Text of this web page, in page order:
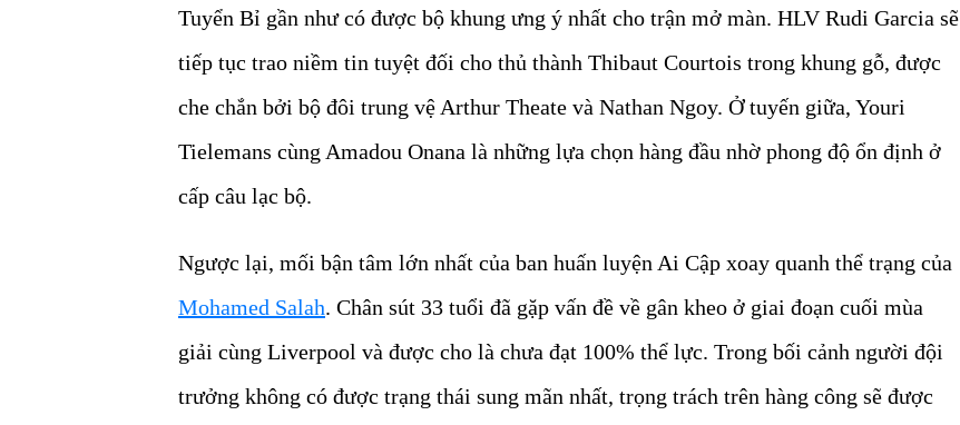
Tuyển Bỉ gần như có được bộ khung ưng ý nhất cho trận mở màn. HLV Rudi Garcia sẽ
tiếp tục trao niềm tin tuyệt đối cho thủ thành Thibaut Courtois trong khung gỗ, được
che chắn bởi bộ đôi trung vệ Arthur Theate và Nathan Ngoy. Ở tuyến giữa, Youri
Tielemans cùng Amadou Onana là những lựa chọn hàng đầu nhờ phong độ ổn định ở
cấp câu lạc bộ.
Ngược lại, mối bận tâm lớn nhất của ban huấn luyện Ai Cập xoay quanh thể trạng của
Mohamed Salah. Chân sút 33 tuổi đã gặp vấn đề về gân kheo ở giai đoạn cuối mùa
giải cùng Liverpool và được cho là chưa đạt 100% thể lực. Trong bối cảnh người đội
trưởng không có được trạng thái sung mãn nhất, trọng trách trên hàng công sẽ được